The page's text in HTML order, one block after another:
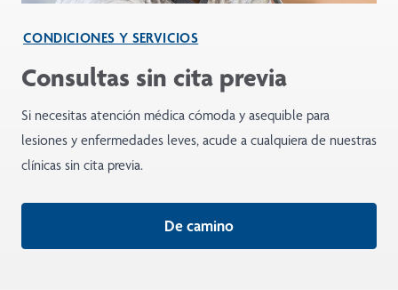
CONDICIONES Y SERVICIOS
Consultas sin cita previa
Si necesitas atención médica cómoda y asequible para
lesiones y enfermedades leves, acude a cualquiera de nuestras
clínicas sin cita previa.
De camino